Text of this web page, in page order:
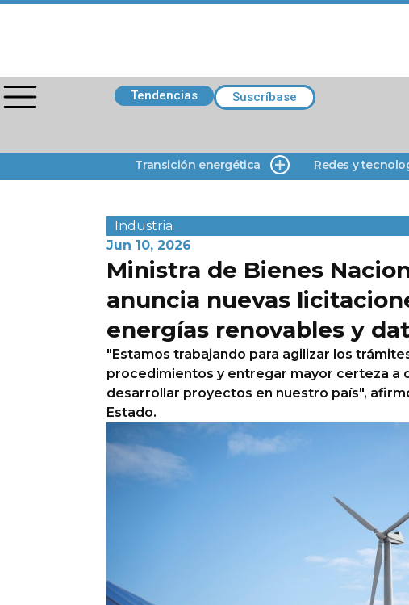
Tendencias Suscríbase
Transición energética Redes y
Industria
Jun 10, 2026
Ministra de Bienes
anuncia nuevas
energías renovables y
"Estamos trabajando para agilizar los
procedimientos y entregar mayor certeza a
desarrollar proyectos en nuestro país",
Estado.